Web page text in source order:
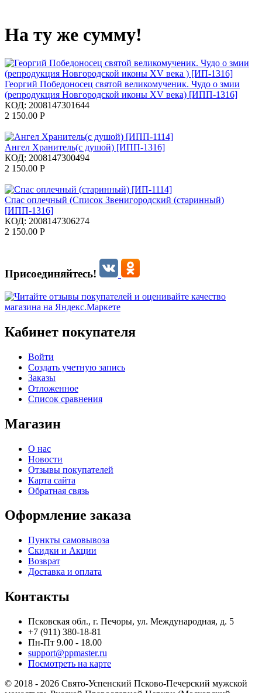
На ту же сумму!
Георгий Победоносец святой великомученик. Чудо о змии
(репродукция Новгородской иконы XV века) [ИПП-1316]
КОД: 2008147301644
2 150.00 Р
Ангел Хранитель(с душой) [ИПП-1316]
КОД: 2008147300494
2 150.00 Р
Спас оплечный (Список Звенигородский (старинный)
[ИПП-1316]
КОД: 2008147306274
2 150.00 Р
Присоединяйтесь!
Кабинет покупателя
Войти
Создать учетную запись
Заказы
Отложенное
Список сравнения
Магазин
О нас
Новости
Отзывы покупателей
Карта сайта
Обратная связь
Оформление заказа
Пункты самовывоза
Скидки и Акции
Возврат
Доставка и оплата
Контакты
Псковская обл., г. Печоры, ул. Международная, д. 5
+7 (911) 380-18-81
Пн-Пт 9.00 - 18.00
support@ppmaster.ru
Посмотреть на карте
© 2018 - 2026 Свято-Успенский Псково-Печерский мужской